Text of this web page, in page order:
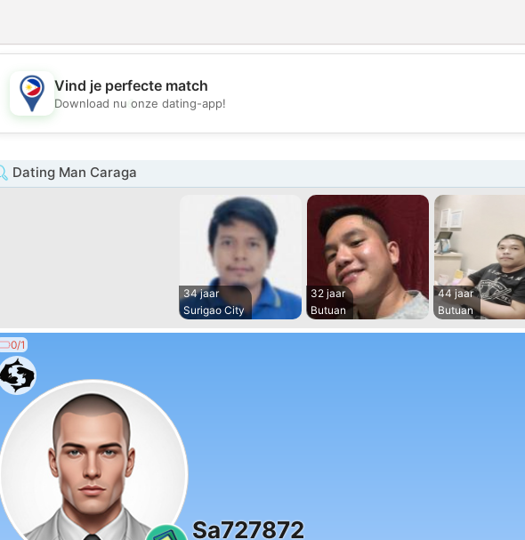
💕
Vind je perfecte match
Download nu onze dating-app!
Dating Man Caraga
34 jaar
Surigao City
32 jaar
Butuan
44 jaar
Butuan
0/1
Sa727872